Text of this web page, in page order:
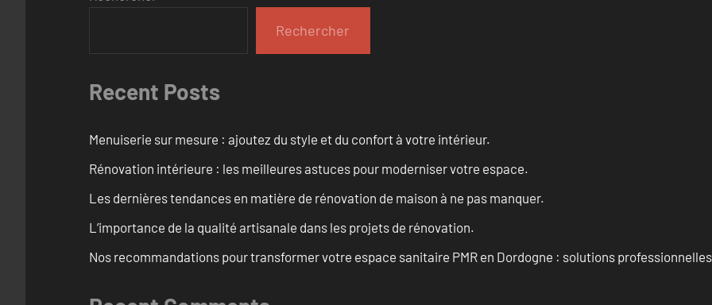
Rechercher
Recent Posts
Menuiserie sur mesure : ajoutez du style et du confort à votre intérieur.
Rénovation intérieure : les meilleures astuces pour moderniser votre espace.
Les dernières tendances en matière de rénovation de maison à ne pas manquer.
L’importance de la qualité artisanale dans les projets de rénovation.
Nos recommandations pour transformer votre espace sanitaire PMR en Dordogne : solutions professionnelles